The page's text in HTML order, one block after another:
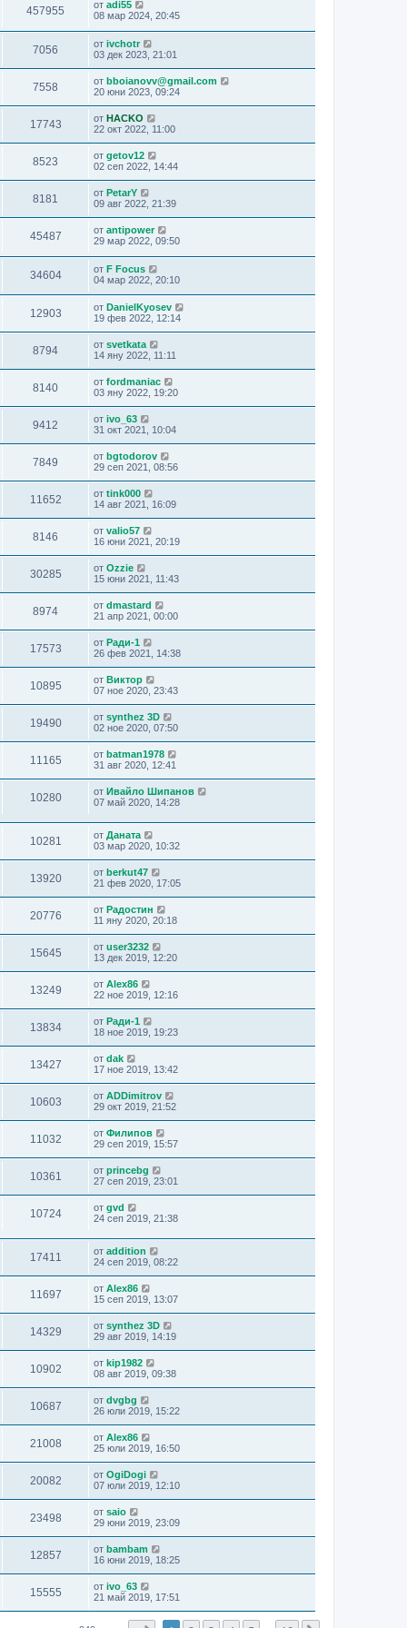
457955 от adi55
08 мар 2024, 20:45
7056 от ivchotr
03 дек 2023, 21:01
7558 от bboianovv@gmail.com
20 юни 2023, 09:24
17743 от HACKO
22 окт 2022, 11:00
8523 от getov12
02 сеп 2022, 14:44
8181 от PetarY
09 авг 2022, 21:39
45487 от antipower
29 мар 2022, 09:50
34604 от F Focus
04 мар 2022, 20:10
12903 от DanielKyosev
19 фев 2022, 12:14
8794 от svetkata
14 яну 2022, 11:11
8140 от fordmaniac
03 яну 2022, 19:20
9412 от ivo_63
31 окт 2021, 10:04
7849 от bgtodorov
29 сеп 2021, 08:56
11652 от tink000
14 авг 2021, 16:09
8146 от valio57
16 юни 2021, 20:19
30285 от Ozzie
15 юни 2021, 11:43
8974 от dmastard
21 апр 2021, 00:00
17573 от Ради-1
26 фев 2021, 14:38
10895 от Виктор
07 ное 2020, 23:43
19490 от synthez 3D
02 ное 2020, 07:50
11165 от batman1978
31 авг 2020, 12:41
10280 от Ивайло Шипанов
07 май 2020, 14:28
10281 от Даната
03 мар 2020, 10:32
13920 от berkut47
21 фев 2020, 17:05
20776 от Радостин
11 яну 2020, 20:18
15645 от user3232
13 дек 2019, 12:20
13249 от Alex86
22 ное 2019, 12:16
13834 от Ради-1
18 ное 2019, 19:23
13427 от dak
17 ное 2019, 13:42
10603 от ADDimitrov
29 окт 2019, 21:52
11032 от Филипов
29 сеп 2019, 15:57
10361 от princebg
27 сеп 2019, 23:01
10724 от gvd
24 сеп 2019, 21:38
17411 от addition
24 сеп 2019, 08:22
11697 от Alex86
15 сеп 2019, 13:07
14329 от synthez 3D
29 авг 2019, 14:19
10902 от kip1982
08 авг 2019, 09:38
10687 от dvgbg
26 юли 2019, 15:22
21008 от Alex86
25 юли 2019, 16:50
20082 от OgiDogi
07 юли 2019, 12:10
23498 от saio
29 юни 2019, 23:09
12857 от bambam
16 юни 2019, 18:25
15555 от ivo_63
21 май 2019, 17:51